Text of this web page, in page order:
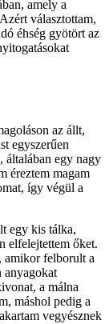
amely a
választottam,
éhség gyötört az
az állt,
egyszerűen
általában egy nagy
éreztem magam
így végül a
egy kis tálka,
elfelejtettem őket.
amikor felborult a
anyagokat
a málna
máshol pedig a
vegyésznek